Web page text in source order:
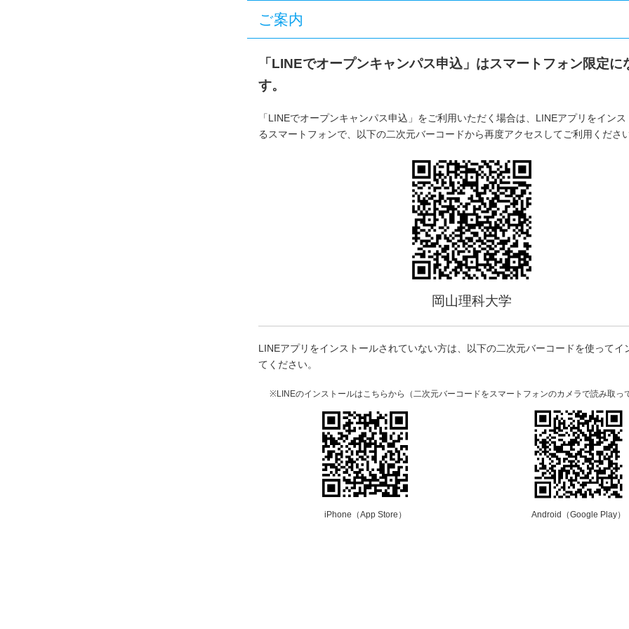
ご案内
「LINEでオープンキャンパス申込」はスマートフォン限定に
す。
「LINEでオープンキャンパス申込」をご利用いただく場合は、LINEアプリをイン
るスマートフォンで、以下の二次元バーコードから再度アクセスしてご利用ください
岡山理科大学
LINEアプリをインストールされていない方は、以下の二次元バーコードを使ってイ
てください。
※LINEのインストールはこちらから（二次元バーコードをスマートフォンのカメラで読み取っ
iPhone（App Store） Android（Google Play）